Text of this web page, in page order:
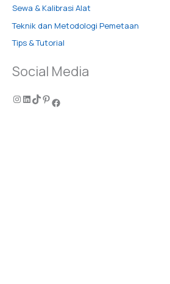
Sewa & Kalibrasi Alat
Teknik dan Metodologi Pemetaan
Tips & Tutorial
Social Media